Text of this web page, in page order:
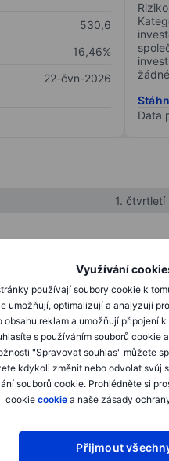
Využívání
používají soubory cookie k
umožňují, optimalizují a analyzují
obsahu reklam a umožňují připojení
s používáním souborů cookie
"Spravovat souhlas" můžete
kdykoli změnit nebo odvolat svůj
souborů cookie. Prohlédněte si
cookie cookie a naše zásady
Přijmout
530,6
16,46%
22-čvn-2026
Data
1. čtvrtletí
XXXXXXX
XXXXXXX
XXXXXXX
XXXXXXX
XXXXXXX